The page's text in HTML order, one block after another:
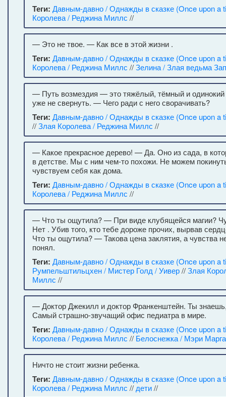
Теги: Давным-давно / Однажды в сказке (Once upon a
Королева / Реджина Миллс //
— Это не твое. — Как все в этой жизни .
Теги: Давным-давно / Однажды в сказке (Once upon a
Королева / Реджина Миллс //Зелина / Злая ведьма
— Путь возмездия — это тяжёлый, тёмный и одинокий
уже не свернуть. — Чего ради с него сворачивать?
Теги: Давным-давно / Однажды в сказке (Once upon a
//Злая Королева / Реджина Миллс //
— Какое прекрасное дерево! — Да. Оно из сада, в
в детстве. Мы с ним чем-то похожи. Не можем
чувствуем себя как дома.
Теги: Давным-давно / Однажды в сказке (Once upon a
Королева / Реджина Миллс //
— Что ты ощутила? — При виде клубящейся магии?
Нет . Убив того, кто тебе дороже прочих, вырвав
Что ты ощутила? — Такова цена заклятия, а чувства
понял.
Теги: Давным-давно / Однажды в сказке (Once upon a
Румпельштильцхен / Мистер Голд / Уивер//Злая
Миллс //
— Доктор Джекилл и доктор Франкенштейн. Ты
Самый страшно-звучащий офис педиатра в мире.
Теги: Давным-давно / Однажды в сказке (Once upon a
Королева / Реджина Миллс // Белоснежка / Мэри
Ничто не стоит жизни ребенка.
Теги: Давным-давно / Однажды в сказке (Once upon a
Королева / Реджина Миллс // дети//